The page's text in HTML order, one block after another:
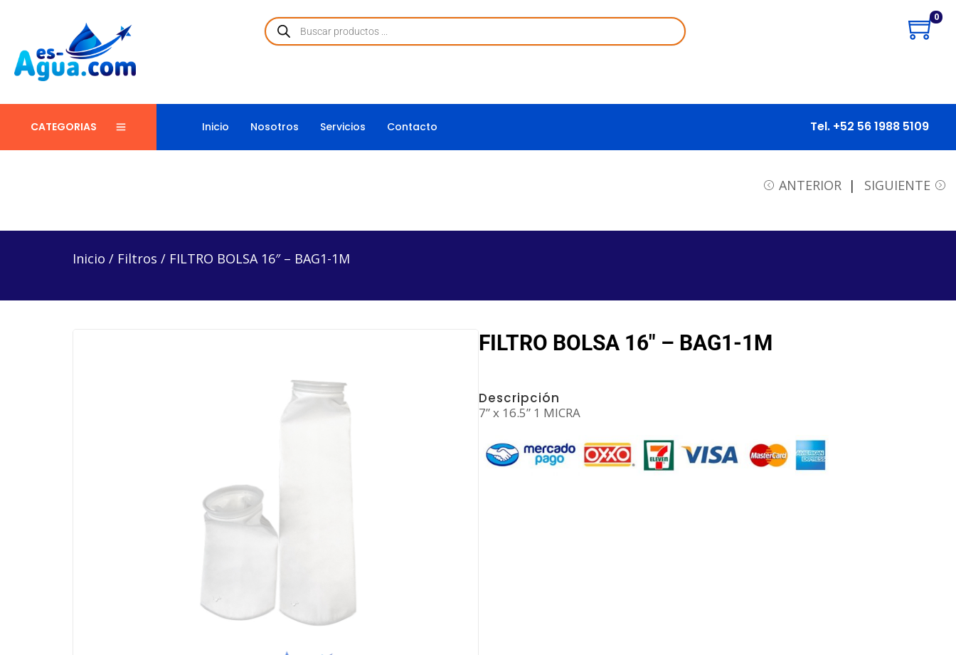
0
CATEGORIAS Inicio Nosotros Servicios Contacto Tel. +52 56 1988 5109
ANTERIOR SIGUIENTE
Inicio / Filtros / FILTRO BOLSA 16″ – BAG1-1M
FILTRO BOLSA 16″ – BAG1-1M
Descripción
7” x 16.5” 1 MICRA